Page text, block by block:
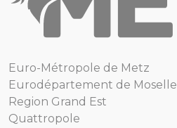
Euro-Métropole de Metz
Eurodépartement de Moselle
Region Grand Est
Quattropole